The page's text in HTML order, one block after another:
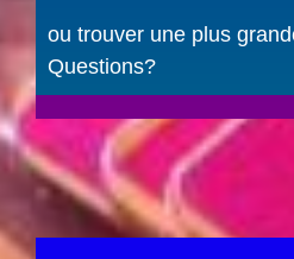
ou trouver une plus
Questions?